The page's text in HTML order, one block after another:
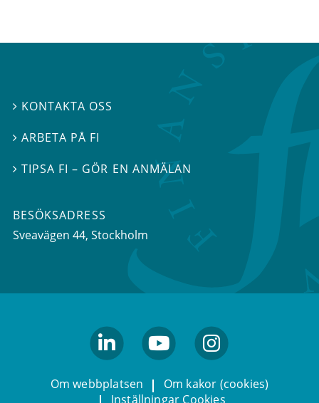
 KONTAKTA OSS
 ARBETA PÅ FI
TIPSA FI – GÖR EN ANMÄLAN
BESÖKSADRESS
Sveavägen 44, Stockholm
Om webbplatsen
Om kakor (cookies)
Inställningar Cookies